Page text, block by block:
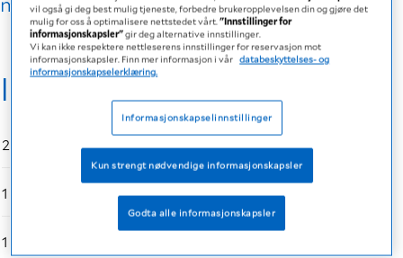
Ingredienser
200 ml Diben Drink Cappuccino
1 dl espresso
1 ts
vil også gi deg best mulig tjeneste, forbedre brukeropplevelsen din og gjøre det
mulig for oss å optimalisere nettstedet vårt."Innstillinger for
informasjonskapsler"gir deg alternative innstillinger.
Vi kan ikke respektere nettleserens innstillinger for reservasjon mot
informasjonskapsler. Finn mer informasjon i vår databeskyttelses- og
informasjonskapselerklæring.
Informasjonskapselinnstillinger
Kun strengt nødvendige informasjonskapsler
Godta alle informasjonskapsler